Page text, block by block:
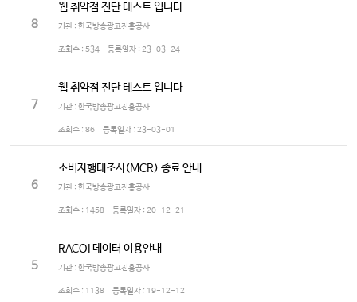
8
웹 취약점 진단 테스트 입니다
기관 : 한국방송광고진흥공사
조회수 : 534 등록일자 : 23-03-24
7
웹 취약점 진단 테스트 입니다
기관 : 한국방송광고진흥공사
조회수 : 86 등록일자 : 23-03-01
6
소비자행태조사(MCR) 종료 안내
기관 : 한국방송광고진흥공사
조회수 : 1458 등록일자 : 20-12-21
5
RACOI 데이터 이용안내
기관 : 한국방송광고진흥공사
조회수 : 1138 등록일자 : 19-12-12